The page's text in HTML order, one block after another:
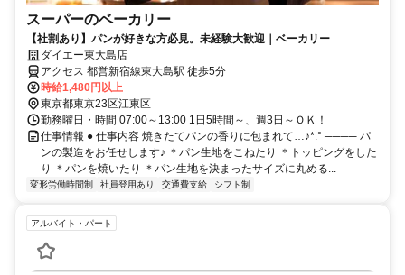
スーパーのベーカリー
【社割あり】パンが好きな方必見。未経験大歓迎｜ベーカリー
ダイエー東大島店
アクセス 都営新宿線東大島駅 徒歩5分
時給1,480円以上
東京都東京23区江東区
勤務曜日・時間 07:00～13:00 1日5時間～、週3日～ＯＫ！
仕事情報 ● 仕事内容 焼きたてパンの香りに包まれて…♪*.° ──── パ
ンの製造をお任せします♪ ＊パン生地をこねたり ＊トッピングをした
り ＊パンを焼いたり ＊パン生地を決まったサイズに丸める...
変形労働時間制 社員登用あり 交通費支給 シフト制
アルバイト・パート